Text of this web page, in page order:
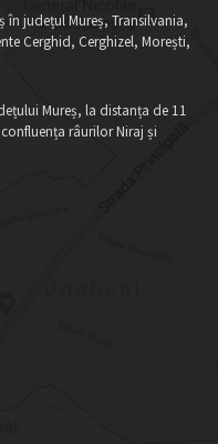
în județul Mureș, Transilvania,
Cerghid, Cerghizel, Morești,
Mureș, la distanța de 11
râurilor Niraj și